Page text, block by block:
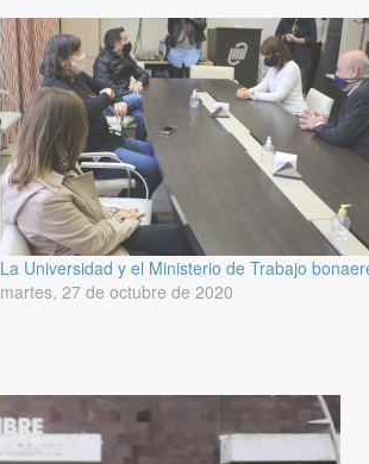
La Universidad y el Ministerio de Trabajo
martes, 27 de octubre de 2020